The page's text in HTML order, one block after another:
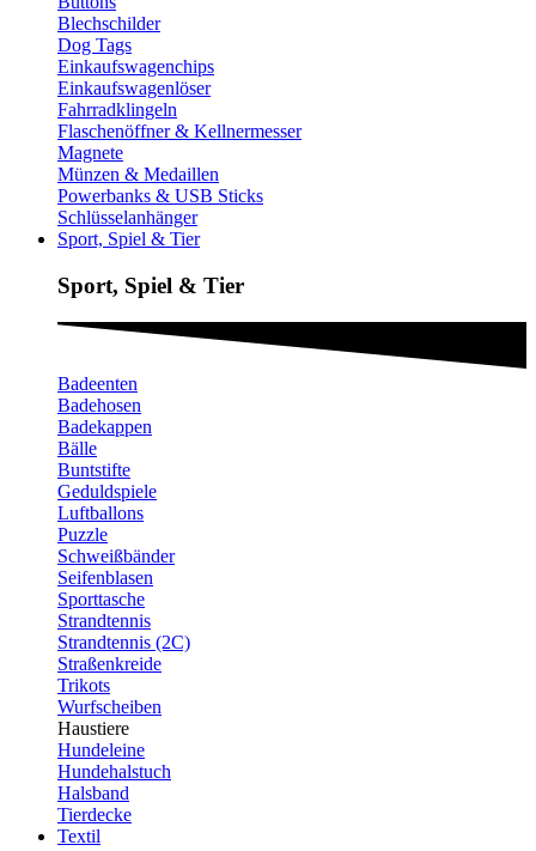
Blechschilder
Dog Tags
Einkaufswagenchips
Einkaufswagenlöser
Fahrradklingeln
Flaschenöffner & Kellnermesser
Magnete
Münzen & Medaillen
Powerbanks & USB Sticks
Schlüsselanhänger
Sport, Spiel & Tier
Sport, Spiel & Tier
Badeenten
Badehosen
Badekappen
Bälle
Buntstifte
Geduldspiele
Luftballons
Puzzle
Schweißbänder
Seifenblasen
Sporttasche
Strandtennis
Strandtennis (2C)
Straßenkreide
Trikots
Wurfscheiben
Haustiere
Hundeleine
Hundehalstuch
Halsband
Tierdecke
Textil